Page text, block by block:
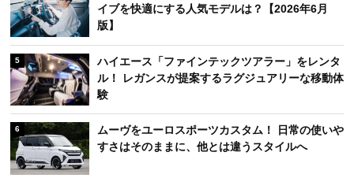
イブを快適にする人気モデルは？【2026年6月
版】
5
ハイエース「ファインテックツアラー」をレンタ
ル！ レガンスが提案するラグジュアリーな移動体
験
6
ムーヴをユーロスポーツカスタム！ 日常の使いや
すさはそのままに、他とは違うスタイルへ